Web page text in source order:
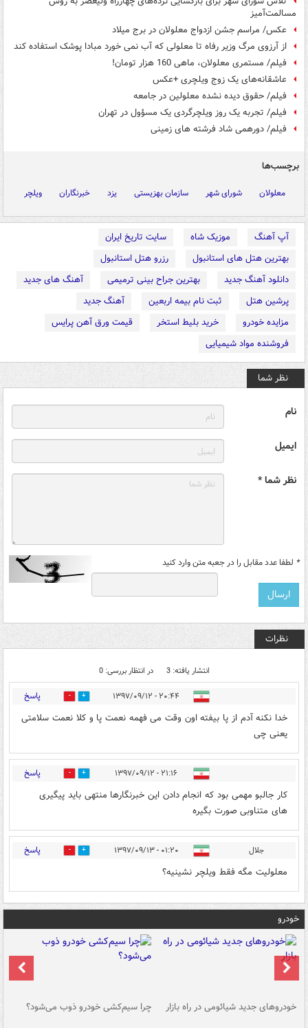
مسالمت‌آمیز
عکس/ مراسم جشن ازدواج معلولان در برج میلاد
از آرزوی مرگ وزیر رفاه تا معلولی که آب نمی خورد مبادا پوشک استفاده کند
فیلم/ مستمری معلولان، ماهی 160 هزار تومان!
عاشقانه‌های یک زوج ویلچری +عکس
فیلم/ حقوق دیده نشده معلولین در جامعه
فیلم/ تجربه یک روز ویلچرگردی یک مسؤول در تهران
فیلم/ دورهمی شاد فرشته های زمینی
برچسب‌ها
معلولان شورای شهر سازمان بهزیستی یزد خبرنگاران ویلچر
آپ آهنگ موزیک شاه
سایت تاریخ ایران
بهترین هتل های استانبول
رزرو هتل استانبول
دانلود آهنگ جدید
بهترین جراح بینی ترمیمی
آهنگ های جدید
پرشین هتل
ثبت نام بیمه اربعین
آهنگ جدید
مزایده خودرو
خرید بلیط استخر
قیمت ورق آهن پرایس
فروشنده مواد شیمیایی
نظر شما
نام
ایمیل
نظر شما *
* لطفا عدد مقابل را در جعبه متن وارد کنید
نظرات
انتشار یافته: 3 در انتظار بررسی: 0
۲۰:۴۴ - ۱۳۹۷/۰۹/۱۲ 19 پاسخ
خدا نکنه آدم از پا بیفته اون وقت می فهمه نعمت پا و کلا نعمت سلامتی
یعنی چی
۲۱:۱۶ - ۱۳۹۷/۰۹/۱۲ 10 پاسخ
کار جالبو مهمی بود که انجام دادن این خبرنگارها منتهی باید پیگیری
های متناوبی صورت بگیره
جلال ۰۱:۲۰ - ۱۳۹۷/۰۹/۱۳ 1 پاسخ
معلولیت مگه فقط ویلچر نشینیه؟
خودرو
خودروهای جدید شیائومی در راه بازار چرا سیم‌کشی خودرو ذوب می‌شود؟